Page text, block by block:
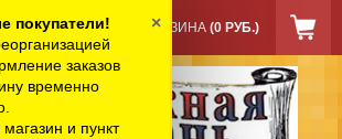
КОРЗИНА (0 РУБ.)
покупатели!
заказов
временно
и пункт
×